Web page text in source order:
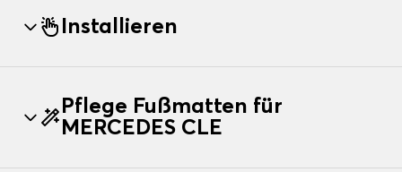
Installieren
Pflege Fußmatten für
MERCEDES CLE